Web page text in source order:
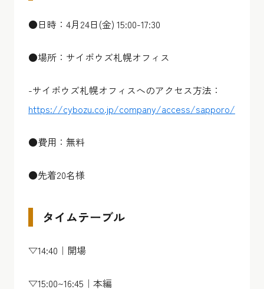
●日時：4月24日(金) 15:00-17:30
●場所：サイボウズ札幌オフィス
-サイボウズ札幌オフィスへのアクセス方法：
https://cybozu.co.jp/company/access/sapporo/
●費用：無料
●先着20名様
タイムテーブル
▽14:40｜開場
▽15:00~16:45｜本編